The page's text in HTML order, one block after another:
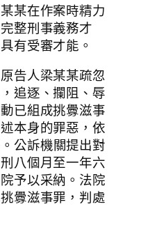
某在作案時精力
整刑事義務才
有受審才能。
告人梁某某疏忽
追逐、攔阻、辱
已組成挑釁滋事
本身的罪惡，依
公訴機關提出對
八個月至一年六
予以采納。法院
釁滋事罪，判處